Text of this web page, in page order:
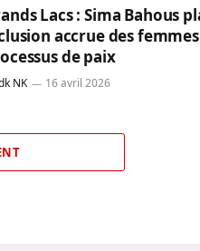
Lacs : Sima Bahous
accrue des
de paix
NK 16 avril 2026